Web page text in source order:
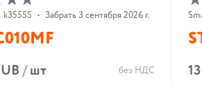
В корзину
k35555 • Забрать 3 сентября 2026 г.
/шт без НДС